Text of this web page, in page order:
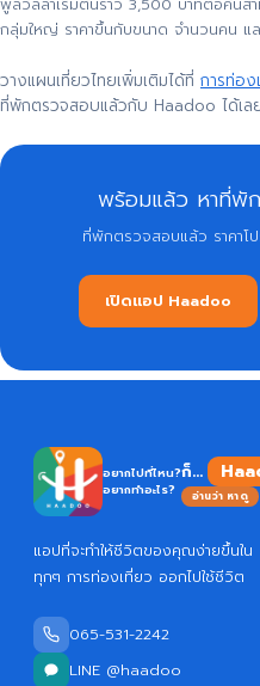
กลุ่มใหญ่ ราคาขึ้นกับขนาด จำนวนคน แ
วางแผนเที่ยวไทยเพิ่มเติมได้ที่ การท่อง
ที่พักตรวจสอบแล้วกับ Haadoo ได้เล
พร้อมแล้ว หาที่พั
ที่พักตรวจสอบแล้ว ราคาโ
เปิดแอป Haadoo
อยากไปที่ไหน?
อยากทำอะไร?
ก็... Ha
อ่านว่า หาดู
แอปที่จะทำให้ชีวิตของคุณง่ายขึ้นใน
ทุกๆ การท่องเที่ยว ออกไปใช้ชีวิต
065-531-2242
LINE @haadoo